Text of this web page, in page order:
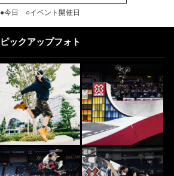
●今日 ○イベント開催日
ピックアップフォト